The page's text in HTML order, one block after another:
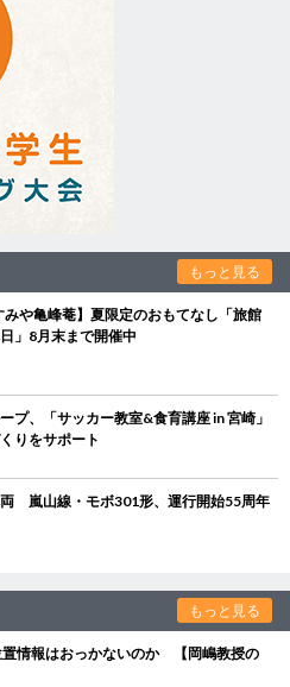
もっと見る
みや亀峰菴】夏限定のおもてなし「旅館
」8月末まで開催中
プ、「サッカー教室&食育講座 in 宮崎」
りをサポート
嵐山線・モボ301形、運行開始55周年
もっと見る
置情報はおっかないのか 【岡嶋教授の